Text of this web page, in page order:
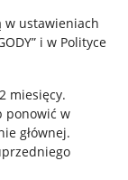
w ustawieniach
i w Polityce
miesięcy.
ponowić w
głównej.